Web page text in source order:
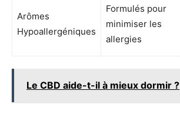
Arômes
Hypoallergéniques
Formulés pour
minimiser les
allergies
Le CBD aide-t-il à mieux dormir ?